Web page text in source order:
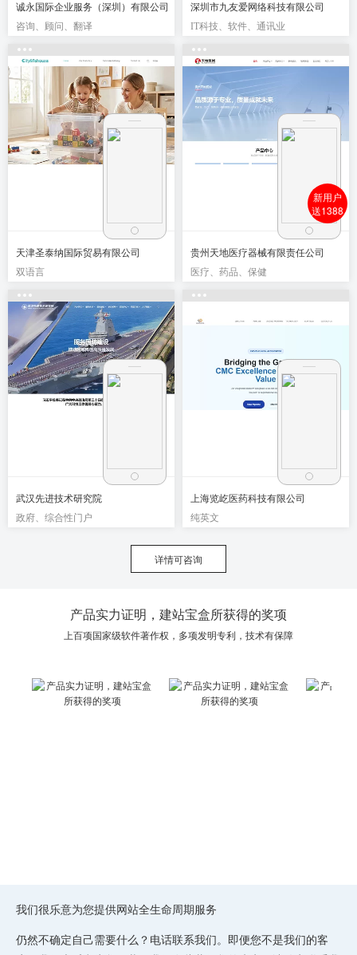
诚永国际企业服务（深圳）有限公司
咨询、顾问、翻译
深圳市九友爱网络科技有限公司
IT科技、软件、通讯业
天津圣泰纳国际贸易有限公司
双语言
贵州天地医疗器械有限责任公司
医疗、药品、保健
武汉先进技术研究院
政府、综合性门户
上海览屹医药科技有限公司
纯英文
详情可咨询
产品实力证明，建站宝盒所获得的奖项
上百项国家级软件著作权，多项发明专利，技术有保障
我们很乐意为您提供网站全生命周期服务
仍然不确定自己需要什么？电话联系我们。即便您不是我们的客
新用户
送1388